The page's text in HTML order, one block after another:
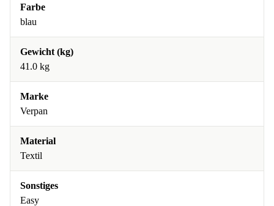
Farbe
blau
Gewicht (kg)
41.0 kg
Marke
Verpan
Material
Textil
Sonstiges
Easy